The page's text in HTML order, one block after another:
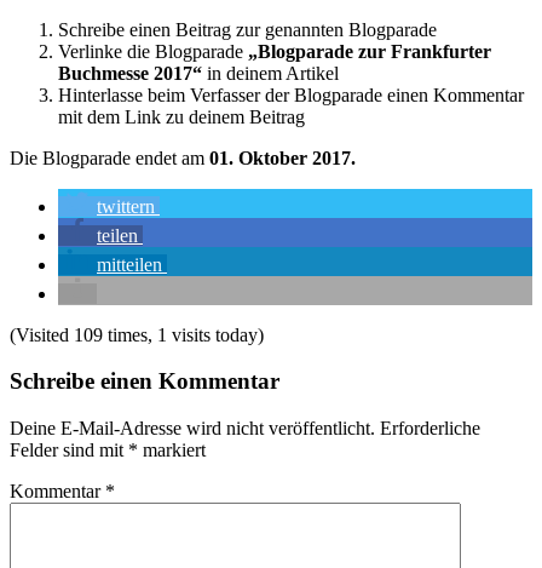
Schreibe einen Beitrag zur genannten Blogparade
Verlinke die Blogparade „Blogparade zur Frankfurter
Buchmesse 2017“ in deinem Artikel
Hinterlasse beim Verfasser der Blogparade einen Kommentar
mit dem Link zu deinem Beitrag
Die Blogparade endet am 01. Oktober 2017.
twittern
teilen
mitteilen
(Visited 109 times, 1 visits today)
Schreibe einen Kommentar
Deine E-Mail-Adresse wird nicht veröffentlicht. Erforderliche
Felder sind mit * markiert
Kommentar *